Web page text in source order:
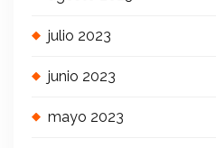
julio 2023
junio 2023
mayo 2023